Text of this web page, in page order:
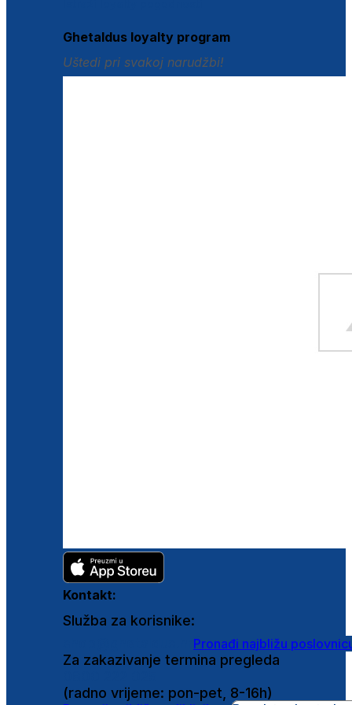
Ghetaldus loyalty program
Uštedi pri svakoj narudžbi!
Kontakt:
Služba za korisnike:
Pronađi najbližu
Za zakazivanje termina pregleda
(radno vrijeme: pon-pet, 8-16h)